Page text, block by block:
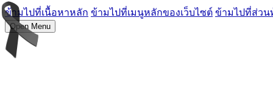
ข้ามไปที่เนื้อหาหลัก ข้ามไปที่เมนูหลักของเว็บไซต์ ข้ามไปที่ส่วน
Open Menu